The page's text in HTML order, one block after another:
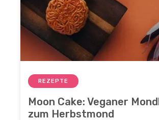
REZEPTE
Moon Cake: Veganer
zum Herbstmond